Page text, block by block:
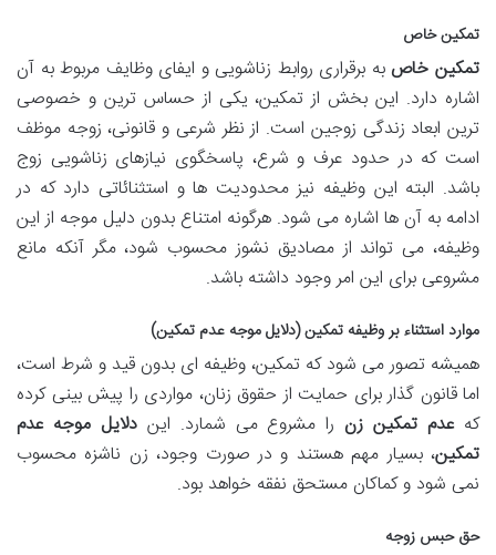
تمکین خاص
تمکین خاص به برقراری روابط زناشویی و ایفای وظایف مربوط به آن
اشاره دارد. این بخش از تمکین، یکی از حساس ترین و خصوصی
ترین ابعاد زندگی زوجین است. از نظر شرعی و قانونی، زوجه موظف
است که در حدود عرف و شرع، پاسخگوی نیازهای زناشویی زوج
باشد. البته این وظیفه نیز محدودیت ها و استثنائاتی دارد که در
ادامه به آن ها اشاره می شود. هرگونه امتناع بدون دلیل موجه از این
وظیفه، می تواند از مصادیق نشوز محسوب شود، مگر آنکه مانع
مشروعی برای این امر وجود داشته باشد.
موارد استثناء بر وظیفه تمکین (دلایل موجه عدم تمکین)
همیشه تصور می شود که تمکین، وظیفه ای بدون قید و شرط است،
اما قانون گذار برای حمایت از حقوق زنان، مواردی را پیش بینی کرده
کهعدم تمکین زن را مشروع می شمارد. ایندلایل موجه عدم
تمکین، بسیار مهم هستند و در صورت وجود، زن ناشزه محسوب
نمی شود و کماکان مستحق نفقه خواهد بود.
حق حبس زوجه